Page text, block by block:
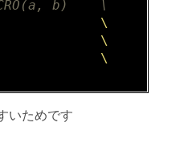
b)    \
\
\
\
いためです